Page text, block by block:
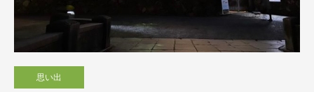
思い出